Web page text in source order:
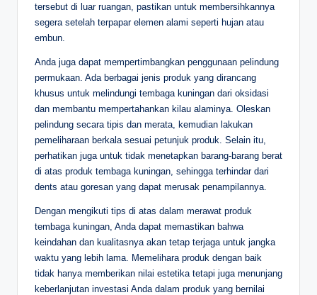
tersebut di luar ruangan, pastikan untuk membersihkannya
segera setelah terpapar elemen alami seperti hujan atau
embun.
Anda juga dapat mempertimbangkan penggunaan pelindung
permukaan. Ada berbagai jenis produk yang dirancang
khusus untuk melindungi tembaga kuningan dari oksidasi
dan membantu mempertahankan kilau alaminya. Oleskan
pelindung secara tipis dan merata, kemudian lakukan
pemeliharaan berkala sesuai petunjuk produk. Selain itu,
perhatikan juga untuk tidak menetapkan barang-barang berat
di atas produk tembaga kuningan, sehingga terhindar dari
dents atau goresan yang dapat merusak penampilannya.
Dengan mengikuti tips di atas dalam merawat produk
tembaga kuningan, Anda dapat memastikan bahwa
keindahan dan kualitasnya akan tetap terjaga untuk jangka
waktu yang lebih lama. Memelihara produk dengan baik
tidak hanya memberikan nilai estetika tetapi juga menunjang
keberlanjutan investasi Anda dalam produk yang bernilai